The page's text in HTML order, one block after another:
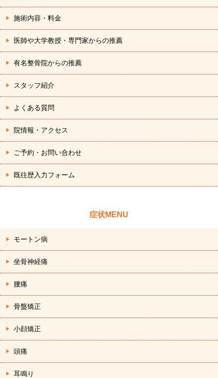
施術内容・料金
医師や大学教授・専門家からの推薦
有名整骨院からの推薦
スタッフ紹介
よくある質問
院情報・アクセス
ご予約・お問い合わせ
既往歴入力フォーム
症状MENU
モートン病
坐骨神経痛
腰痛
骨盤矯正
小顔矯正
頭痛
耳鳴り